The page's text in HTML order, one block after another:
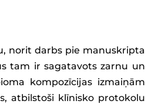
norit darbs pie manuskripta
tam ir sagatavots zarnu un
kompozīcijas izmaiņām
atbilstoši klīnisko protokolu